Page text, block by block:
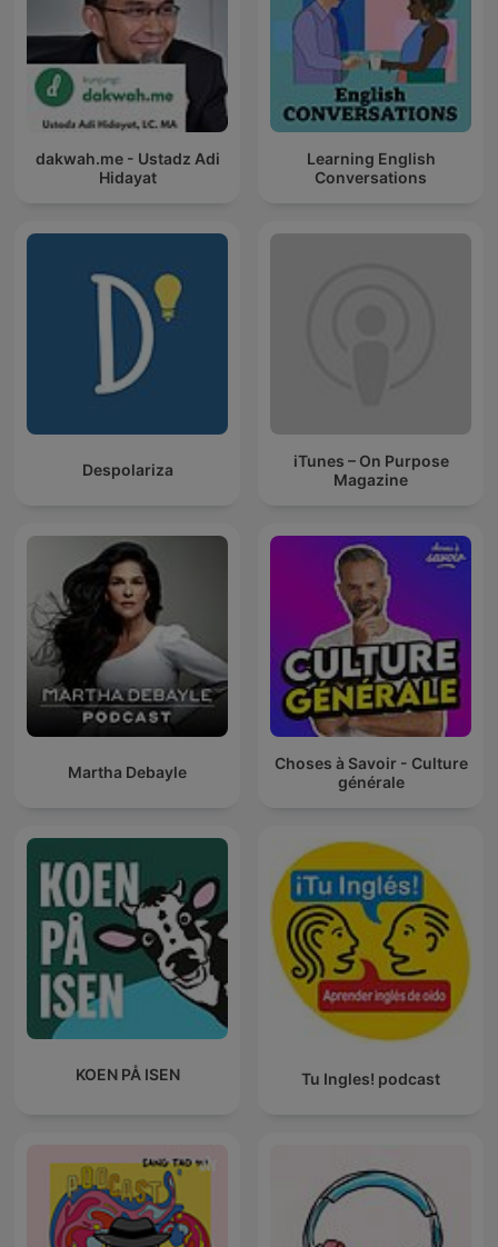
dakwah.me - Ustadz Adi
Hidayat
Learning English
Conversations
Despolariza
iTunes – On Purpose
Magazine
Martha Debayle
Choses à Savoir - Culture
générale
KOEN PÅ ISEN Tu Ingles! podcast